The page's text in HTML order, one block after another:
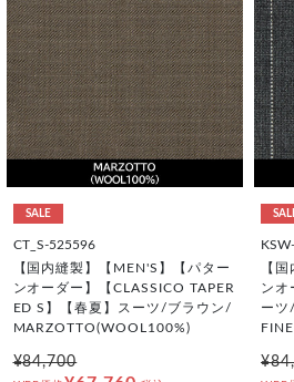
SALE
CT_S-525596
【国内縫製】【MEN'S】【パター
ンオーダー】【CLASSICO TAPER
ED S】【春夏】スーツ/ブラウン/
MARZOTTO(WOOL100%)
¥84,700
【
ンオ
ーツ